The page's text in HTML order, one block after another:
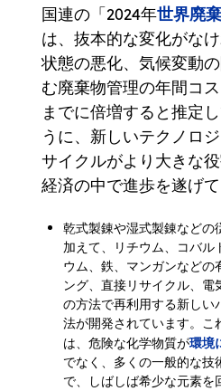
国連の「2024年世界廃
は、抜本的な変化がな
状態の悪化、気候変動
む廃棄物管理の年間コ
までに倍増すると推定
うに、新しいテクノロ
サイクルがより大きな
経済の中で進歩を遂げて
乾式製錬や湿式製錬などの
加えて、リチウム、コバル
ウム、鉄、マンガンなどの
ング、直接リサイクル、
の方法で再利用する新しい
法が開発されています。こ
は、危険な化学物質が環境
でなく、多くの一般的な
で、しばしば希少な元素を